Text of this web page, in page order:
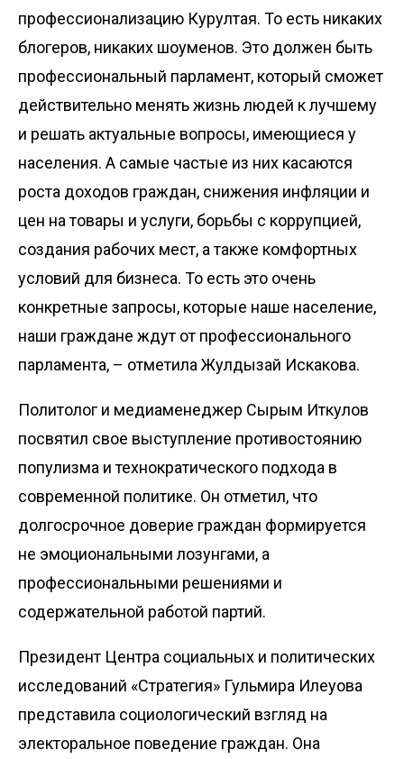
профессионализацию Курултая. То есть никаких
блогеров, никаких шоуменов. Это должен быть
профессиональный парламент, который сможет
действительно менять жизнь людей к лучшему
и решать актуальные вопросы, имеющиеся у
населения. А самые частые из них касаются
роста доходов граждан, снижения инфляции и
цен на товары и услуги, борьбы с коррупцией,
создания рабочих мест, а также комфортных
условий для бизнеса. То есть это очень
конкретные запросы, которые наше население,
наши граждане ждут от профессионального
парламента, – отметила Жулдызай Искакова.
Политолог и медиаменеджер Сырым Иткулов
посвятил свое выступление противостоянию
популизма и технократического подхода в
современной политике. Он отметил, что
долгосрочное доверие граждан формируется
не эмоциональными лозунгами, а
профессиональными решения­ми и
содержательной работой партий.
Президент Центра социальных и политических
исследований «Стратегия» Гульмира Илеуова
представила социологический взгляд на
электоральное поведение граждан. Она